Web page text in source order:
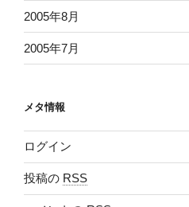
2005年8月
2005年7月
メタ情報
ログイン
投稿の RSS